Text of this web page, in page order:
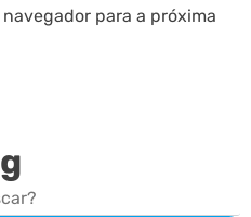
para a próxima